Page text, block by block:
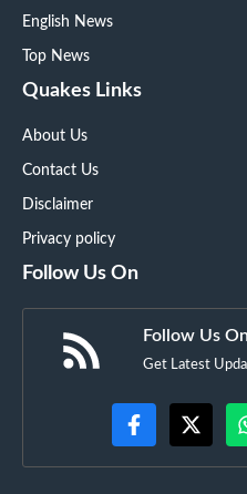
English News
Top News
Quakes Links
About Us
Contact Us
Disclaimer
Privacy policy
Follow Us On
Follow Us
Get Latest